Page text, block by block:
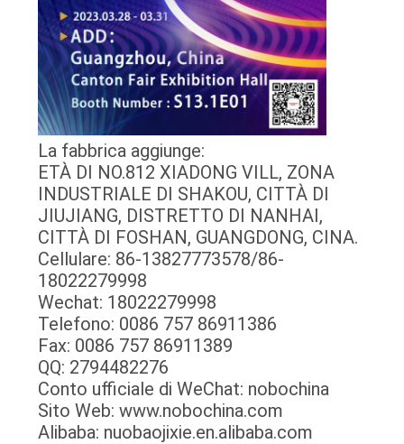
La fabbrica aggiunge:
ETÀ DI NO.812 XIADONG VILL, ZONA
INDUSTRIALE DI SHAKOU, CITTÀ DI
JIUJIANG, DISTRETTO DI NANHAI,
CITTÀ DI FOSHAN, GUANGDONG, CINA.
Cellulare: 86-13827773578/86-
18022279998
Wechat: 18022279998
Telefono: 0086 757 86911386
Fax: 0086 757 86911389
QQ: 2794482276
Conto ufficiale di WeChat: nobochina
Sito Web: www.nobochina.com
Alibaba: nuobaojixie.en.alibaba.com